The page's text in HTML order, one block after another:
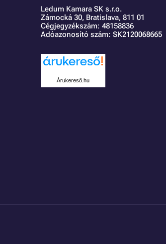
Ledum Kamara SK s.r.o.
Zámocká 30, Bratislava, 811 01
Cégjegyzékszám: 48158836
Adóazonosító szám: SK2120068665
Árukereső.hu